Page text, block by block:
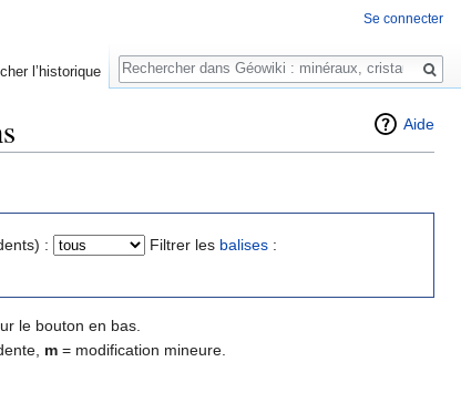
Aide
: Filtrer les balises :
le bouton en bas.
m = modification mineure.
Se connecter
l’historique
Rechercher